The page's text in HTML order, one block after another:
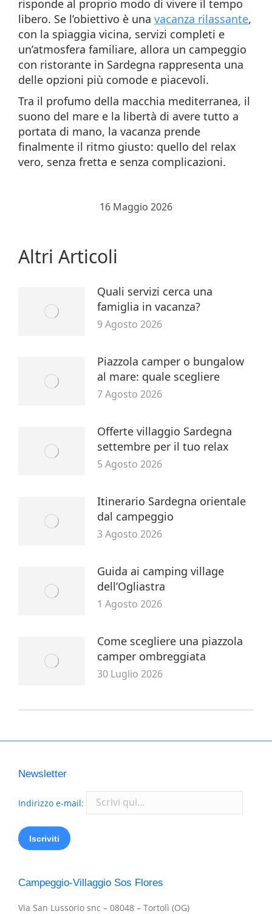
risponde al proprio modo di vivere il tempo
libero. Se l’obiettivo è una vacanza rilassante,
con la spiaggia vicina, servizi completi e
un’atmosfera familiare, allora un campeggio
con ristorante in Sardegna rappresenta una
delle opzioni più comode e piacevoli.
Tra il profumo della macchia mediterranea, il
suono del mare e la libertà di avere tutto a
portata di mano, la vacanza prende
finalmente il ritmo giusto: quello del relax
vero, senza fretta e senza complicazioni.
16 Maggio 2026
Altri Articoli
Quali servizi cerca una
famiglia in vacanza?
9 Agosto 2026
Piazzola camper o bungalow
al mare: quale scegliere
7 Agosto 2026
Offerte villaggio Sardegna
settembre per il tuo relax
5 Agosto 2026
Itinerario Sardegna orientale
dal campeggio
3 Agosto 2026
Guida ai camping village
dell’Ogliastra
1 Agosto 2026
Come scegliere una piazzola
camper ombreggiata
30 Luglio 2026
Newsletter
Indirizzo e-mail:
Campeggio-Villaggio Sos Flores
Via San Lussorio snc – 08048 – Tortolì (OG)